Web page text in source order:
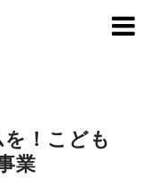
！こども
業